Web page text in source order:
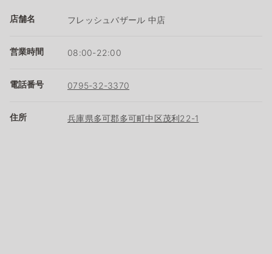
店舗名 フレッシュバザール 中店
営業時間 08:00-22:00
電話番号 0795-32-3370
住所 兵庫県多可郡多可町中区茂利22-1